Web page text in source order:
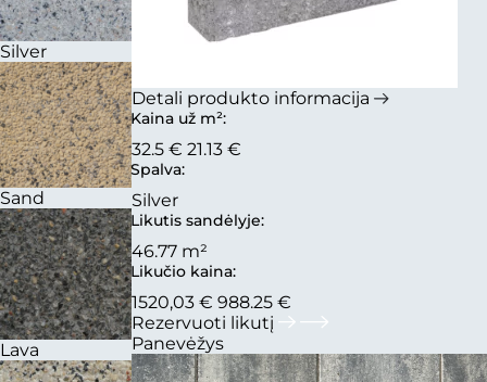
Silver
Sand
Lava
Detali produkto informacija
Kaina už m²:
32.5 € 21.13 €
Spalva:
Silver
Likutis sandėlyje:
46.77 m²
Likučio kaina:
1520,03 € 988.25 €
Rezervuoti likutį
Panevėžys